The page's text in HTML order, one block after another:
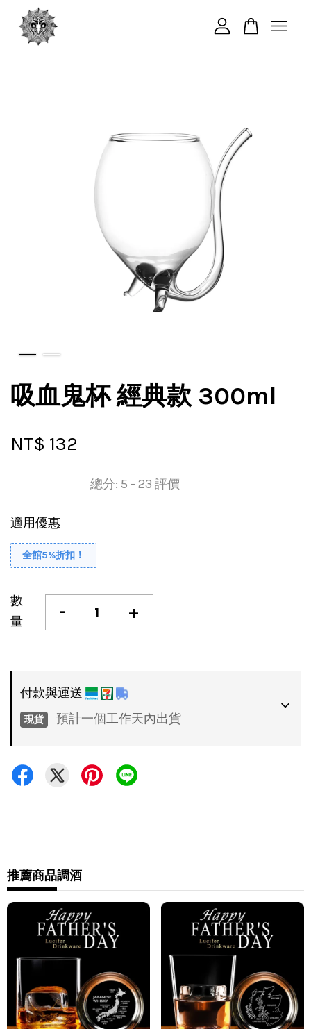
吸血鬼杯 經典款 300ml
NT$ 132
總分: 5 - 23 評價
適用優惠
全館5%折扣！
數
量
- +
付款與運送
現貨 預計一個工作天內出貨
•超商 / 宅配貨到付款
•7-11 - 運費 60 元，NT 600 享免運
•全家 - 運費 60 元，NT 600 享免運
新竹物流 - 運費 80 元
黑貓(包裹90cm以下) - 運費 170 元
• 黑貓(包裹91~120cm) - 運費 210 元
•黑貓(包裹121~150cm以下) - 運費 250 元
推薦商品調酒